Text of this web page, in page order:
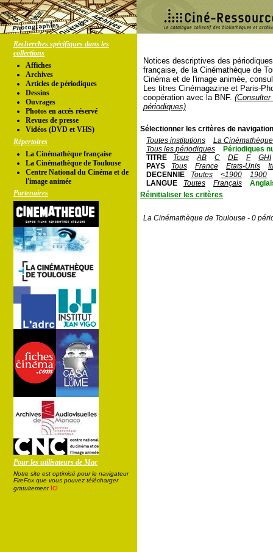
Recherches spécifiques dans les
collections
Affiches
Archives
Articles de périodiques
Dessins
Ouvrages
Photos en accés réservé
Revues de presse
Vidéos (DVD et VHS)
Répertoires
La Cinémathèque française
La Cinémathèque de Toulouse
Centre National du Cinéma et de
l'image animée
Partenaires
Pour les utilisateurs de Mac
Notre site est optimisé pour le navigateur
FireFox que vous pouvez télécharger
gratuitement ici
Notices descriptives des
française, de la Cinémathèque de
Cinéma et de l'image animée,
Les titres Cinémagazine et Paris-
coopération avec la BNF.
périodiques)
Sélectionner les critères de
Toutes institutions
La
Tous les périodiques
Périodiques
TITRE
Tous AB C DE F
GHI
PAYS
Tous France Etats-Unis
DECENNIE
Toutes <1900
1900
LANGUE
Toutes Français
Réinitialiser les critères
La Cinémathèque de Toulouse - 0